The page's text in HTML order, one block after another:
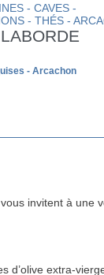
- CAVES -
- THÉS -
- Arcachon
invitent à une
d’olive extra-